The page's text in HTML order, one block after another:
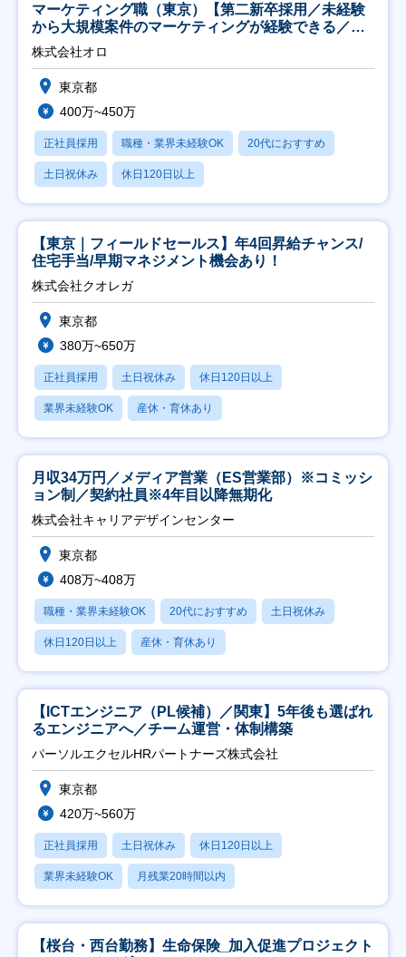
マーケティング職（東京）【第二新卒採用／未経験
から大規模案件のマーケティングが経験できる／研
修充実】
株式会社オロ
東京都
400万~450万
正社員採用 職種・業界未経験OK 20代におすすめ
土日祝休み 休日120日以上
【東京｜フィールドセールス】年4回昇給チャンス/
住宅手当/早期マネジメント機会あり！
株式会社クオレガ
東京都
380万~650万
正社員採用 土日祝休み 休日120日以上
業界未経験OK 産休・育休あり
月収34万円／メディア営業（ES営業部）※コミッシ
ョン制／契約社員※4年目以降無期化
株式会社キャリアデザインセンター
東京都
408万~408万
職種・業界未経験OK 20代におすすめ 土日祝休み
休日120日以上 産休・育休あり
【ICTエンジニア（PL候補）／関東】5年後も選ばれ
るエンジニアへ／チーム運営・体制構築
パーソルエクセルHRパートナーズ株式会社
東京都
420万~560万
正社員採用 土日祝休み 休日120日以上
業界未経験OK 月残業20時間以内
【桜台・西台勤務】生命保険_加入促進プロジェクト